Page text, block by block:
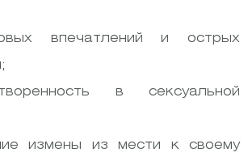
впечатлений и острых
в сексуальной
измены из мести к своему